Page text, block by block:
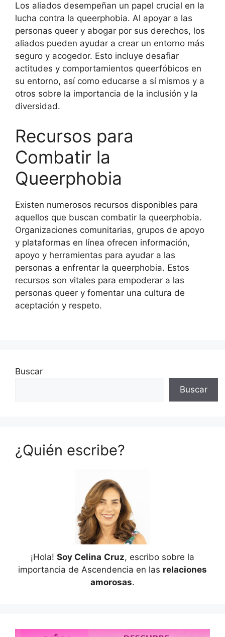
Los aliados desempeñan un papel crucial en la
lucha contra la queerphobia. Al apoyar a las
personas queer y abogar por sus derechos, los
aliados pueden ayudar a crear un entorno más
seguro y acogedor. Esto incluye desafiar
actitudes y comportamientos queerfóbicos en
su entorno, así como educarse a sí mismos y a
otros sobre la importancia de la inclusión y la
diversidad.
Recursos para
Combatir la
Queerphobia
Existen numerosos recursos disponibles para
aquellos que buscan combatir la queerphobia.
Organizaciones comunitarias, grupos de apoyo
y plataformas en línea ofrecen información,
apoyo y herramientas para ayudar a las
personas a enfrentar la queerphobia. Estos
recursos son vitales para empoderar a las
personas queer y fomentar una cultura de
aceptación y respeto.
Buscar
Buscar
¿Quién escribe?
¡Hola! Soy Celina Cruz, escribo sobre la
importancia de Ascendencia en las relaciones
amorosas.